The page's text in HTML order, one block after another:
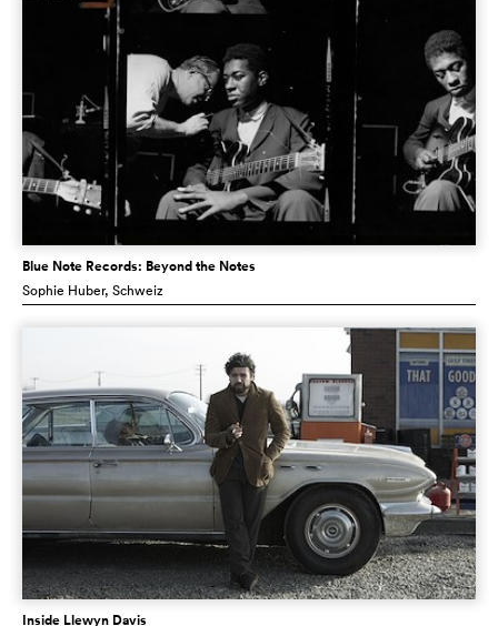
Blue Note Records: Beyond the Notes
Sophie Huber, Schweiz
Inside Llewyn Davis